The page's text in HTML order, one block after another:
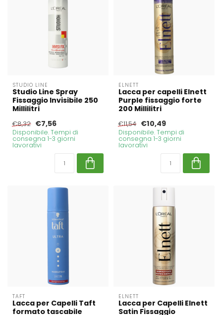
STUDIO LINE
Studio Line Spray
Fissaggio Invisibile 250
Millilitri
€8,32 €7,56
Disponibile. Tempi di
consegna 1-3 giorni
lavorativi
ELNETT
Lacca per capelli Elnett
Purple fissaggio forte
200 Millilitri
€11,54 €10,49
Disponibile. Tempi di
consegna 1-3 giorni
lavorativi
TAFT
Lacca per Capelli Taft
formato tascabile
ELNETT
Lacca per Capelli Elnett
Satin Fissaggio